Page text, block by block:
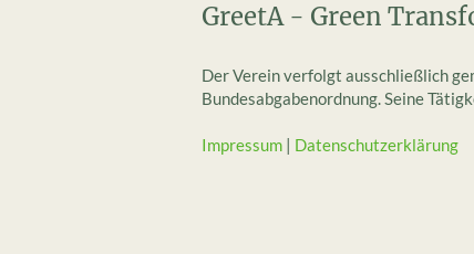
GreetA - Green
Der Verein verfolgt ausschließlich
Bundesabgabenordnung. Seine
Impressum | Datenschutzerklärung